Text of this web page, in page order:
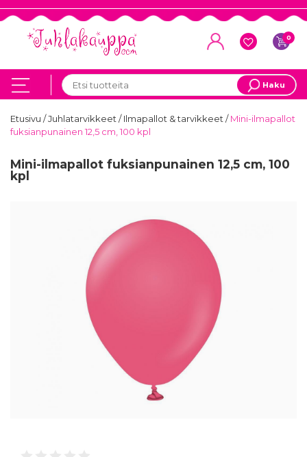
0
Haku
Etusivu /Juhlatarvikkeet/Ilmapallot & tarvikkeet/Mini-ilmapallot
fuksianpunainen 12,5 cm, 100 kpl
Mini-ilmapallot fuksianpunainen 12,5 cm, 100
kpl